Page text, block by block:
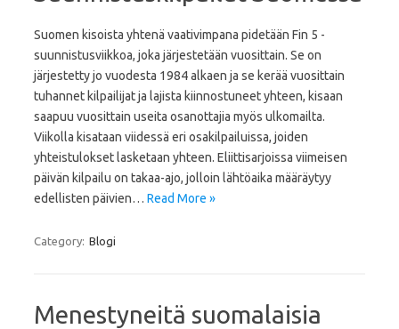
Suomen kisoista yhtenä vaativimpana pidetään Fin 5 -
suunnistusviikkoa, joka järjestetään vuosittain. Se on
järjestetty jo vuodesta 1984 alkaen ja se kerää vuosittain
tuhannet kilpailijat ja lajista kiinnostuneet yhteen, kisaan
saapuu vuosittain useita osanottajia myös ulkomailta.
Viikolla kisataan viidessä eri osakilpailuissa, joiden
yhteistulokset lasketaan yhteen. Eliittisarjoissa viimeisen
päivän kilpailu on takaa-ajo, jolloin lähtöaika määräytyy
edellisten päivien… Read More »
Category: Blogi
Menestyneitä suomalaisia